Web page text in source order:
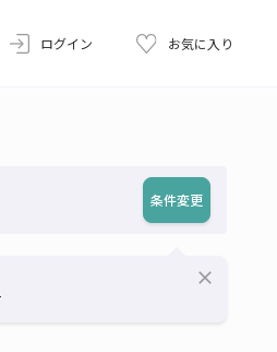
ログイン お気に入り
条件変更
close